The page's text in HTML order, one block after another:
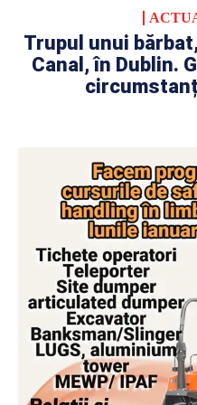
Trupul unui
Canal, în Dublin.